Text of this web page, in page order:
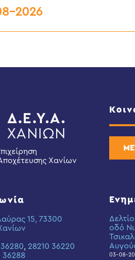
2026
Χανίων
15, 73300
, 28210 36220
36288
οδό
03-08-